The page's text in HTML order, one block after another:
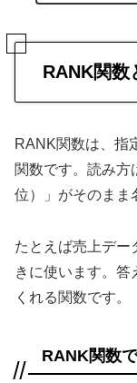
RANK関数
RANK関数は、指
関数です。読み方
位）」がそのまま
たとえば売上デー
きに使います。
くれる関数です。
RANK関数